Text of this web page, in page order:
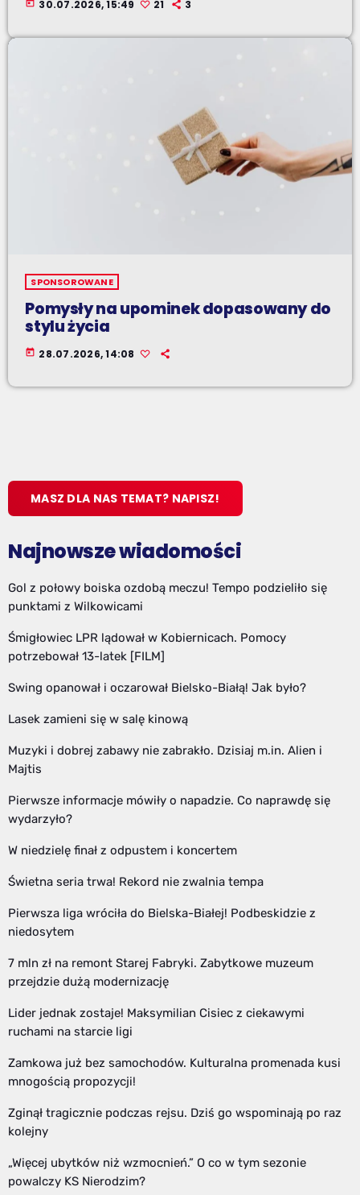
today 30.07.2026, 15:49 21 3
SPONSOROWANE
Pomysły na upominek dopasowany do
stylu życia
today 28.07.2026, 14:08
MASZ DLA NAS TEMAT? NAPISZ!
Najnowsze wiadomości
Gol z połowy boiska ozdobą meczu! Tempo podzieliło się
punktami z Wilkowicami
Śmigłowiec LPR lądował w Kobiernicach. Pomocy
potrzebował 13-latek [FILM]
Swing opanował i oczarował Bielsko-Białą! Jak było?
Lasek zamieni się w salę kinową
Muzyki i dobrej zabawy nie zabrakło. Dzisiaj m.in. Alien i
Majtis
Pierwsze informacje mówiły o napadzie. Co naprawdę się
wydarzyło?
W niedzielę finał z odpustem i koncertem
Świetna seria trwa! Rekord nie zwalnia tempa
Pierwsza liga wróciła do Bielska-Białej! Podbeskidzie z
niedosytem
7 mln zł na remont Starej Fabryki. Zabytkowe muzeum
przejdzie dużą modernizację
Lider jednak zostaje! Maksymilian Cisiec z ciekawymi
ruchami na starcie ligi
Zamkowa już bez samochodów. Kulturalna promenada kusi
mnogością propozycji!
Zginął tragicznie podczas rejsu. Dziś go wspominają po raz
kolejny
„Więcej ubytków niż wzmocnień.” O co w tym sezonie
powalczy KS Nierodzim?